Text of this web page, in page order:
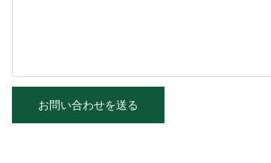
お問い合わせを送る